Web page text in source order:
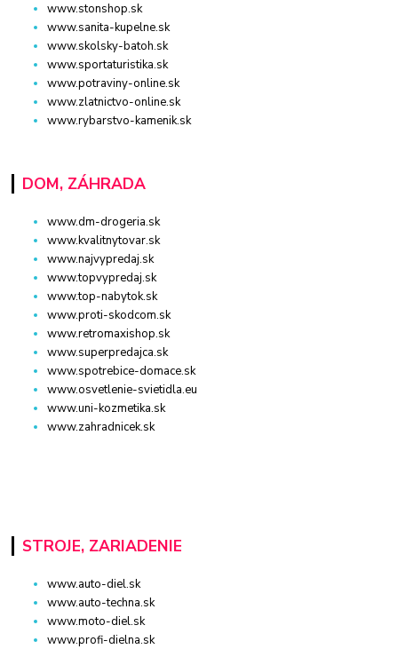
www.stonshop.sk
www.sanita-kupelne.sk
www.skolsky-batoh.sk
www.sportaturistika.sk
www.potraviny-online.sk
www.zlatnictvo-online.sk
www.rybarstvo-kamenik.sk
DOM, ZÁHRADA
www.dm-drogeria.sk
www.kvalitnytovar.sk
www.najvypredaj.sk
www.topvypredaj.sk
www.top-nabytok.sk
www.proti-skodcom.sk
www.retromaxishop.sk
www.superpredajca.sk
www.spotrebice-domace.sk
www.osvetlenie-svietidla.eu
www.uni-kozmetika.sk
www.zahradnicek.sk
STROJE, ZARIADENIE
www.auto-diel.sk
www.auto-techna.sk
www.moto-diel.sk
www.profi-dielna.sk